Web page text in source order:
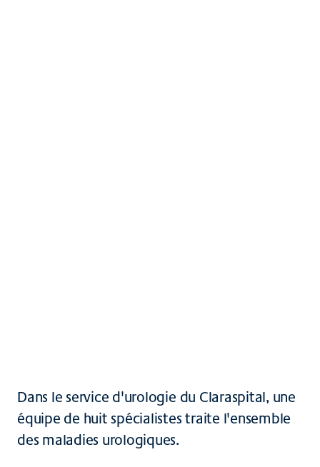
Dans le service d'urologie du Claraspital, une
équipe de huit spécialistes traite l'ensemble
des maladies urologiques.